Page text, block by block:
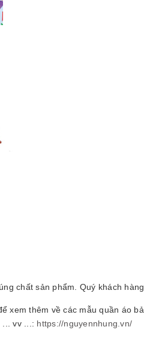
chất sản phẩm. Quý khách
xem thêm về các mẫu quần áo
... vv ...: https://nguyennhung.vn/